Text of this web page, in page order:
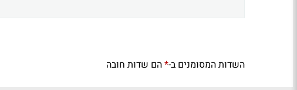
השדות המסומנים ב-*הם שדות חובה